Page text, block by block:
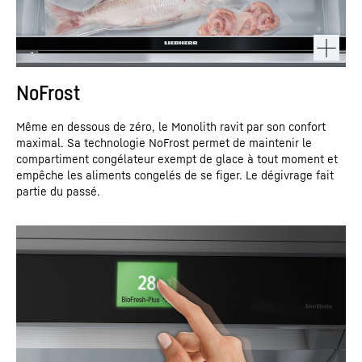
NoFrost
Même en dessous de zéro, le Monolith ravit par son confort
maximal. Sa technologie NoFrost permet de maintenir le
compartiment congélateur exempt de glace à tout moment et
empêche les aliments congelés de se figer. Le dégivrage fait
partie du passé.